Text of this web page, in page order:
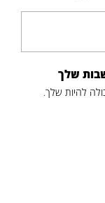
שלך
להיות שלך.